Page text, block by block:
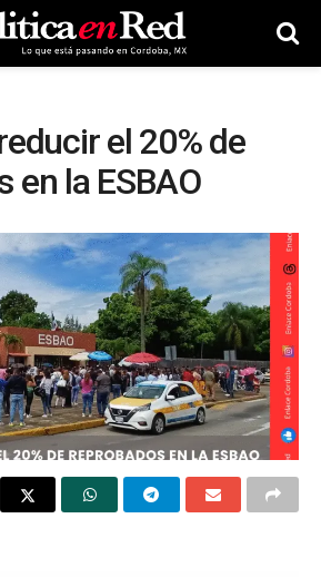
el 20% de
en la ESBAO